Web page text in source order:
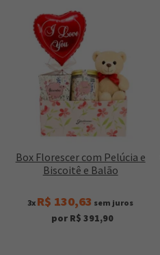
Box Florescer com Pelúcia e
Biscoitê e Balão
3x R$ 130,63 sem juros
por R$ 391,90